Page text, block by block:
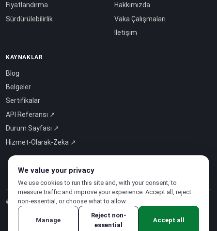
Fiyatlandırma
Sürdürülebilirlik
Hakkımızda
Vaka Çalışmaları
İletişim
KAYNAKLAR
Blog
Belgeler
Sertifikalar
API Referansı ↗
Durum Sayfası ↗
Hizmet-Olarak-Zeka ↗
© 2026 CloudSigma Holding AG.Tüm hakları saklıdır
Gizlilik Politikası· Hizmet Şartları
We value your privacy
We use cookies to run this site and, with your consent, to
measure traffic and improve your experience. Accept all, reject
non-essential, or choose what to allow.
Manage
Reject non-
essential
Accept all